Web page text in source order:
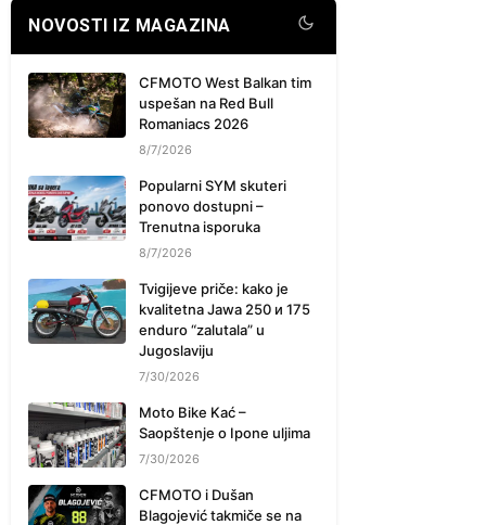
NOVOSTI IZ MAGAZINA
CFMOTO West Balkan tim
uspešan na Red Bull
Romaniacs 2026
8/7/2026
Popularni SYM skuteri
ponovo dostupni –
Trenutna isporuka
8/7/2026
Tvigijeve priče: kako je
kvalitetna Jawa 250 и 175
enduro “zalutala” u
Jugoslaviju
7/30/2026
Moto Bike Kać –
Saopštenje o Ipone uljima
7/30/2026
CFMOTO i Dušan
Blagojević takmiče se na